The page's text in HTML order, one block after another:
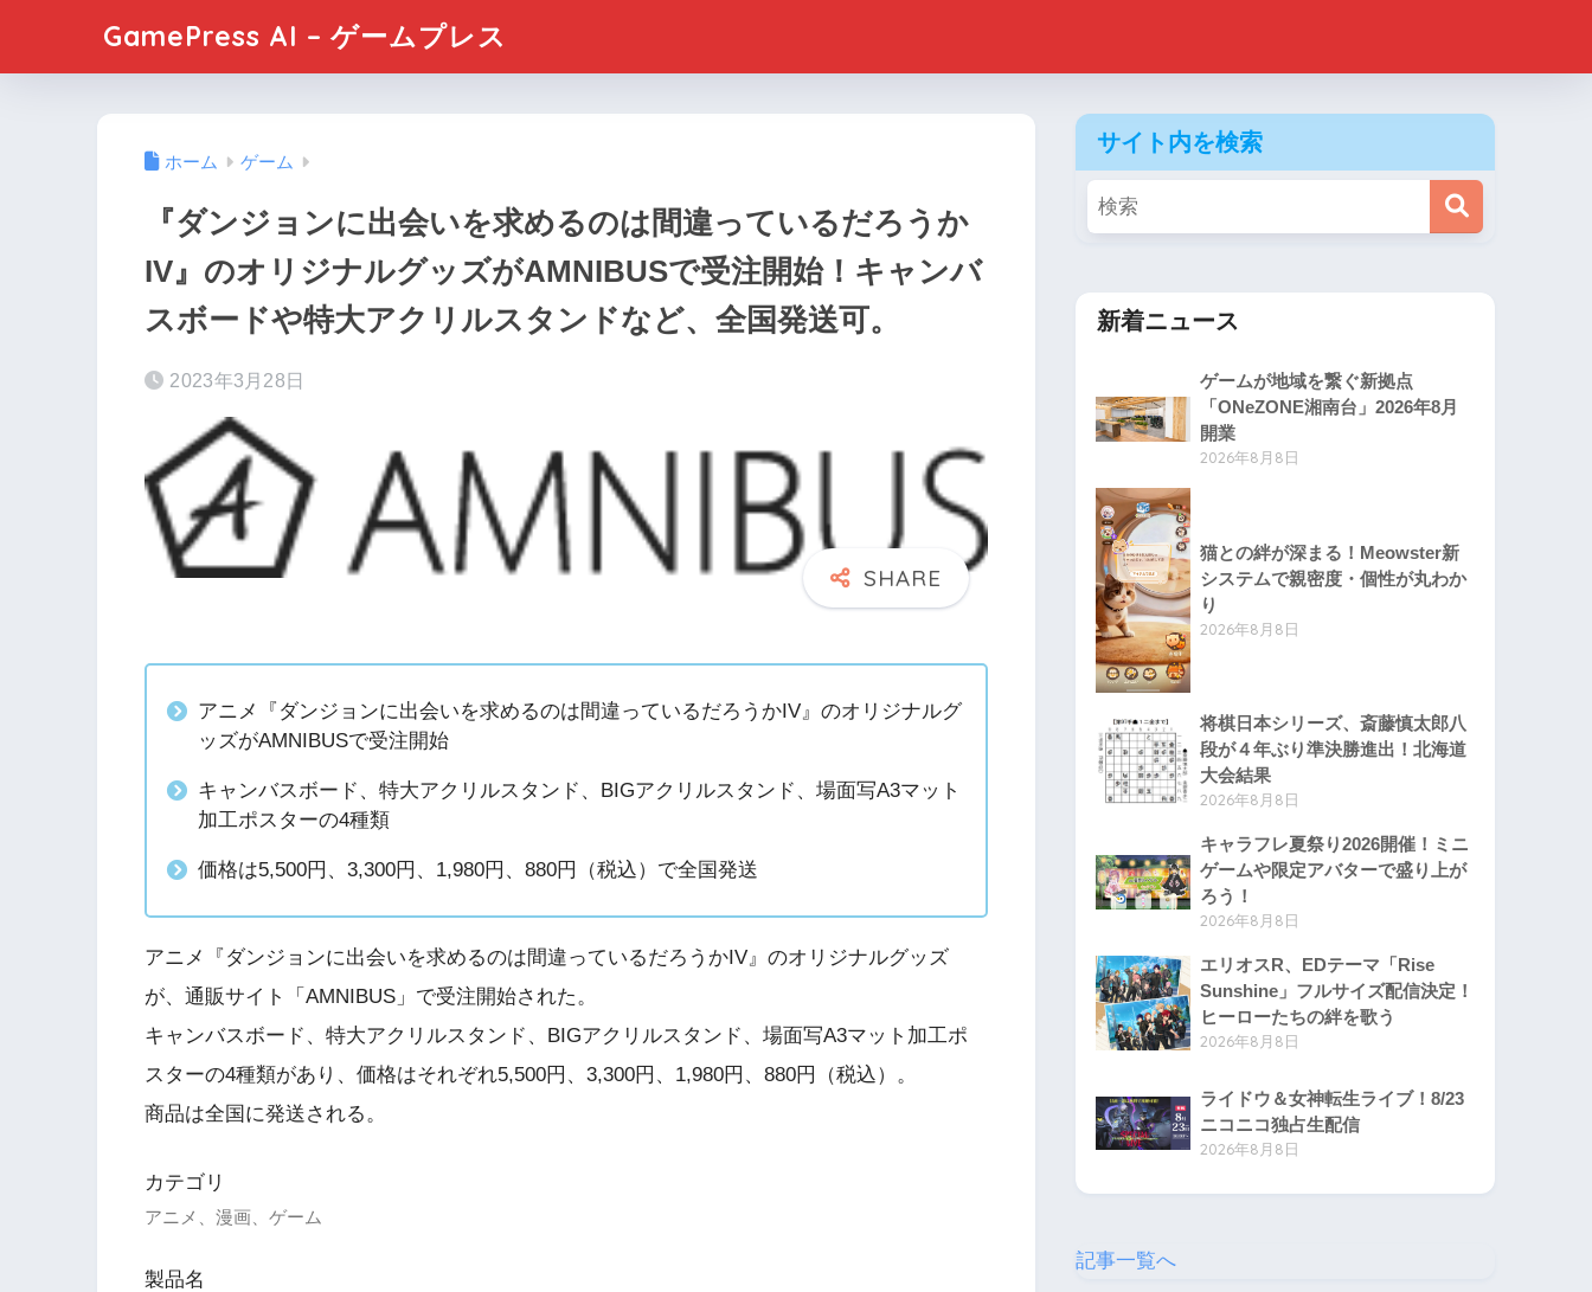
GamePress AI – ゲームプレス
ホーム ゲーム
『ダンジョンに出会いを求めるのは間違っているだろうか
IV』のオリジナルグッズがAMNIBUSで受注開始！キャンバ
スボードや特大アクリルスタンドなど、全国発送可。
2023年3月28日
アニメ『ダンジョンに出会いを求めるのは間違っているだろうかIV』のオリジナルグ
ッズがAMNIBUSで受注開始
キャンバスボード、特大アクリルスタンド、BIGアクリルスタンド、場面写A3マット
加工ポスターの4種類
価格は5,500円、3,300円、1,980円、880円（税込）で全国発送
アニメ『ダンジョンに出会いを求めるのは間違っているだろうかIV』のオリジナルグッズ
が、通販サイト「AMNIBUS」で受注開始された。
キャンバスボード、特大アクリルスタンド、BIGアクリルスタンド、場面写A3マット加工ポ
スターの4種類があり、価格はそれぞれ5,500円、3,300円、1,980円、880円（税込）。
商品は全国に発送される。
カテゴリ
アニメ、漫画、ゲーム
製品名
サイト内を検索
新着ニュース
ゲームが地域を繋ぐ新拠点
「ONeZONE湘南台」2026年8月
開業
2026年8月8日
猫との絆が深まる！Meowster新
システムで親密度・個性が丸わか
り
2026年8月8日
将棋日本シリーズ、斎藤慎太郎八
段が４年ぶり準決勝進出！北海道
大会結果
2026年8月8日
キャラフレ夏祭り2026開催！ミニ
ゲームや限定アバターで盛り上が
ろう！
2026年8月8日
エリオスR、EDテーマ「Rise
Sunshine」フルサイズ配信決定！
ヒーローたちの絆を歌う
2026年8月8日
ライドウ＆女神転生ライブ！8/23
ニコニコ独占生配信
2026年8月8日
記事一覧へ